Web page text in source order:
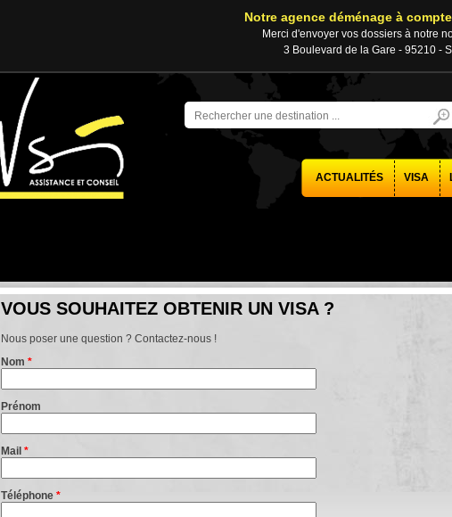
Notre agence déménage à
Merci d'envoyer vos dossiers à notre
3 Boulevard de la Gare - 95210 -
ACTUALITÉS VISA
VOUS SOUHAITEZ OBTENIR UN VISA ?
Nous poser une question ? Contactez-nous !
Nom *
Prénom
Mail *
Téléphone *